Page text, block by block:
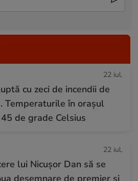
22 iul.
cu zeci de incendii de
Temperaturile în orașul
de grade Celsius
22 iul.
lui Nicușor Dan să se
desemnare de premier și